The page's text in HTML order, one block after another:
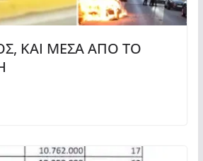
ΚΑΙ ΜΕΣΑ ΑΠΟ ΤΟ